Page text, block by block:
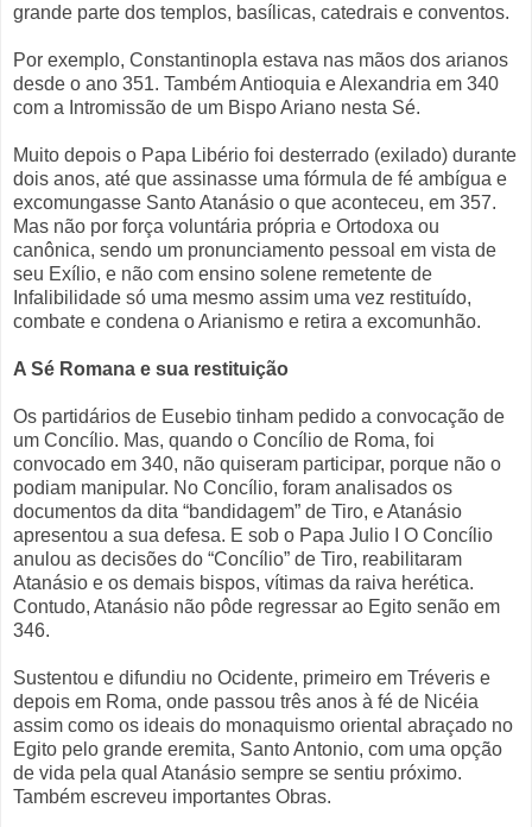
grande parte dos templos, basílicas, catedrais e conventos.
Por exemplo, Constantinopla estava nas mãos dos arianos
desde o ano 351. Também Antioquia e Alexandria em 340
com a Intromissão de um Bispo Ariano nesta Sé.
Muito depois o Papa Libério foi desterrado (exilado) durante
dois anos, até que assinasse uma fórmula de fé ambígua e
excomungasse Santo Atanásio o que aconteceu, em 357.
Mas não por força voluntária própria e Ortodoxa ou
canônica, sendo um pronunciamento pessoal em vista de
seu Exílio, e não com ensino solene remetente de
Infalibilidade só uma mesmo assim uma vez restituído,
combate e condena o Arianismo e retira a excomunhão.
A Sé Romana e sua restituição
Os partidários de Eusebio tinham pedido a convocação de
um Concílio. Mas, quando o Concílio de Roma, foi
convocado em 340, não quiseram participar, porque não o
podiam manipular. No Concílio, foram analisados os
documentos da dita “bandidagem” de Tiro, e Atanásio
apresentou a sua defesa. E sob o Papa Julio I O Concílio
anulou as decisões do “Concílio” de Tiro, reabilitaram
Atanásio e os demais bispos, vítimas da raiva herética.
Contudo, Atanásio não pôde regressar ao Egito senão em
346.
Sustentou e difundiu no Ocidente, primeiro em Tréveris e
depois em Roma, onde passou três anos à fé de Nicéia
assim como os ideais do monaquismo oriental abraçado no
Egito pelo grande eremita, Santo Antonio, com uma opção
de vida pela qual Atanásio sempre se sentiu próximo.
Também escreveu importantes Obras.